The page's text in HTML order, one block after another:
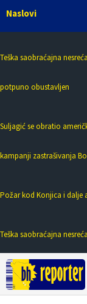
Naslovi
Teška saobraćajna
potpuno obustavljen
Suljagić se obratio
kampanji zastrašivanja
Požar kod Konjica i dalje
Teška saobraćajna